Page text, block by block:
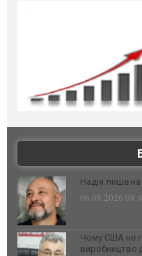
Надія лише на
06.08.2026
Чому США не
виробництво